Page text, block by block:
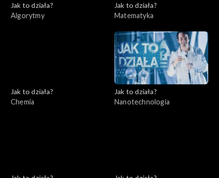
Jak to działa?
Algorytmy
Jak to działa?
Matematyka
Jak to działa?
Chemia
Jak to działa?
Nanotechnologia